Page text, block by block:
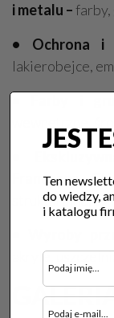
i metalu –farby,
• Ochrona i
lakierobejce,
wewnętrzne,
Francesco
strukturalne,
akryle,
Ten
do wiedzy,
i katalogu